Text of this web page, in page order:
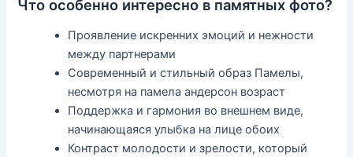
Что особенно интересно в памятных фото?
Проявление искренних эмоций и нежности
между партнерами
Современный и стильный образ Памелы,
несмотря на памела андерсон возраст
Поддержка и гармония во внешнем виде,
начинающаяся улыбка на лице обоих
Контраст молодости и зрелости, который